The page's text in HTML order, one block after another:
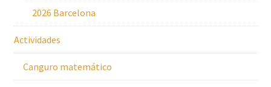
2026 Barcelona
Actividades
Canguro matemático